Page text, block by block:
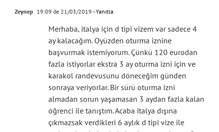
Zeynep 19:09 de 21/03/2019 - Yanıtla
Merhaba, italya için d tipi vizem var sadece 4
ay kalacağım. Oyüzden oturma iznine
başvurmak istemiyorum. Çünkü 120 eurodan
fazla istiyorlar ekstra 3 ay oturma izni için ve
karakol randevusunu döneceğim günden
sonraya veriyorlar. Bir sürü oturma izni
almadan sorun yaşamasan 3 aydan fazla kalan
öğrenci ile tanıştım. Acaba italya dışına
çıkmazsak verdikleri 6 aylık d tipi vize ile